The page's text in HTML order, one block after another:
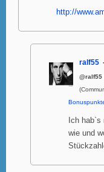
http://
ralf55
@ralf55
Ich
wie und